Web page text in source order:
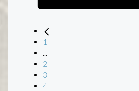
1
2
3
4